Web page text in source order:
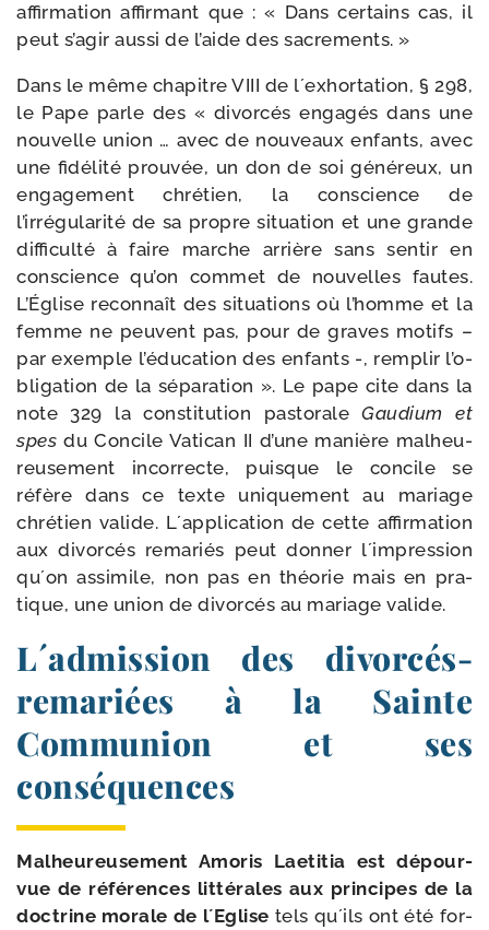
affir­ma­tion affir­mant que : « Dans cer­tains cas, il
peut s’agir aus­si de l’aide des sacrements. »
Dans le même cha­pitre VIII de l´exhortation, § 298,
le Pape parle des « divor­cés enga­gés dans une
nou­velle union … avec de nou­veaux enfants, avec
une fidé­li­té prou­vée, un don de soi géné­reux, un
enga­ge­ment chré­tien, la conscience de
l’irrégularité de sa propre situa­tion et une grande
dif­fi­cul­té à faire marche arrière sans sen­tir en
conscience qu’on com­met de nou­velles fautes.
L’Église recon­naît des situa­tions où l’homme et la
femme ne peuvent pas, pour de graves motifs –
par exemple l’é­du­ca­tion des enfants -, rem­plir l’o­
bli­ga­tion de la sépa­ra­tion ». Le pape cite dans la
note 329 la consti­tu­tion pas­to­raleGaudium et
spes du Concile Vatican II d’une manière mal­heu­
reu­se­ment incor­recte, puisque le concile se
réfère dans ce texte uni­que­ment au mariage
chré­tien valide. L´application de cette affir­ma­tion
aux divor­cés rema­riés peut don­ner l´impression
qu´on assi­mile, non pas en théo­rie mais en pra­
tique, une union de divor­cés au mariage valide.
L´admission des divorcés-​
remariées à la Sainte
Communion et ses
conséquences
Malheureusement Amoris Laetitia est dépour­
vue de réfé­rences lit­té­rales aux prin­cipes de la
doc­trine morale de l´Eglise tels qu´ils ont été for­